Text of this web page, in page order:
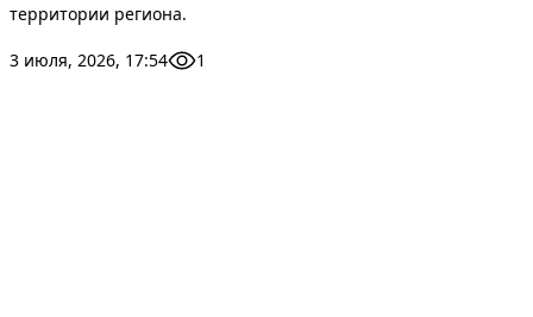
территории региона.
3 июля, 2026, 17:54 1